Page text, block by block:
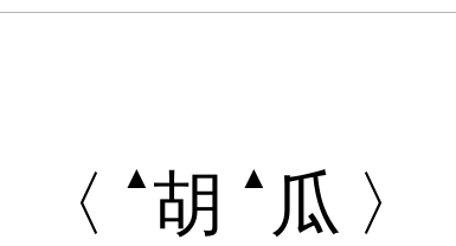
〈 ▲ 胡 ▲ 瓜〉